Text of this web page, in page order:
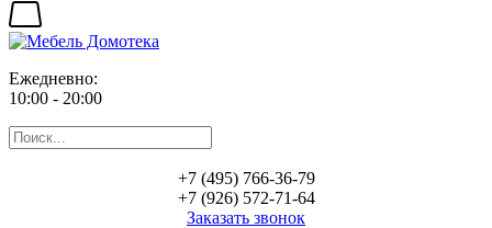
Ежедневно:
10:00 - 20:00
+7 (495) 766-36-79
+7 (926) 572-71-64
Заказать звонок